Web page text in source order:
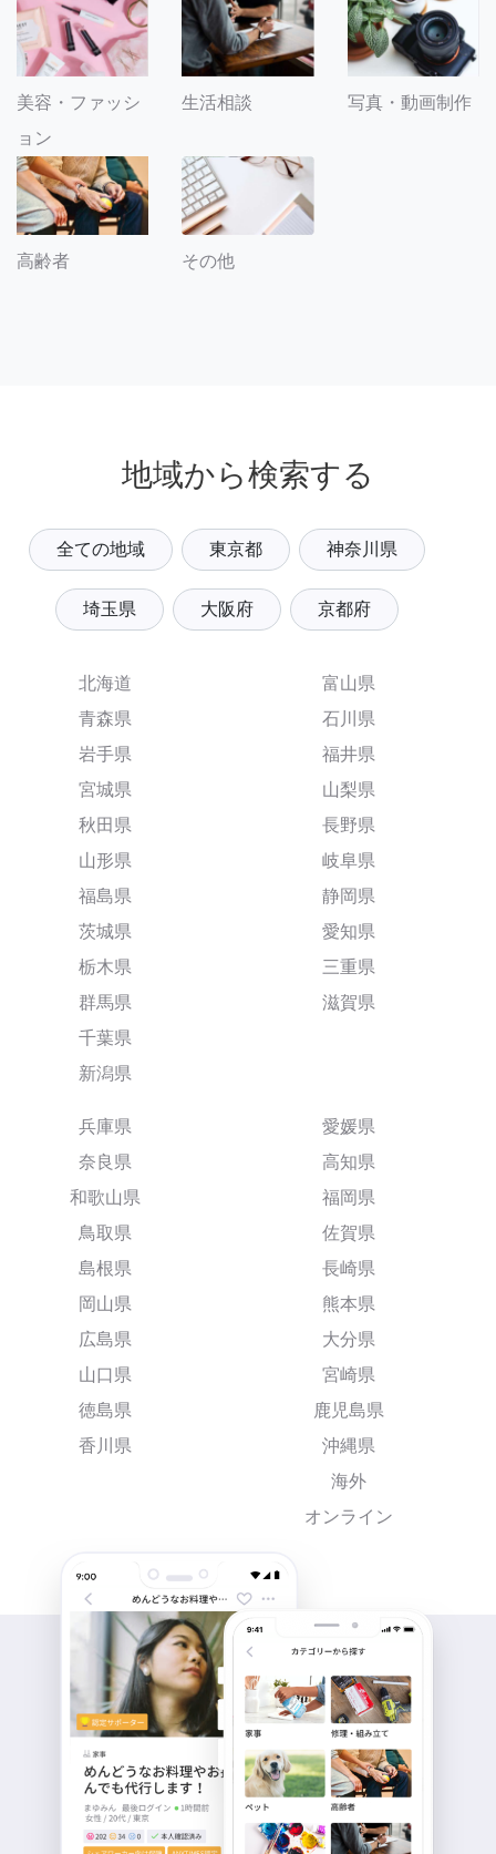
美容・ファッシ
ョン
生活相談 写真・動画制作
高齢者 その他
地域から検索する
全ての地域 東京都 神奈川県
埼玉県 大阪府 京都府
北海道
青森県
岩手県
宮城県
秋田県
山形県
福島県
茨城県
栃木県
群馬県
千葉県
新潟県
富山県
石川県
福井県
山梨県
長野県
岐阜県
静岡県
愛知県
三重県
滋賀県
兵庫県
奈良県
和歌山県
鳥取県
島根県
岡山県
広島県
山口県
徳島県
香川県
愛媛県
高知県
福岡県
佐賀県
長崎県
熊本県
大分県
宮崎県
鹿児島県
沖縄県
海外
オンライン